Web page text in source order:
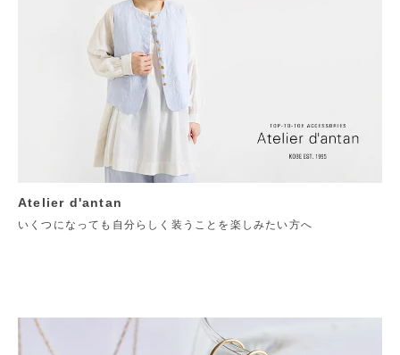
Atelier d'antan
いくつになっても自分らしく装うことを楽しみたい方へ